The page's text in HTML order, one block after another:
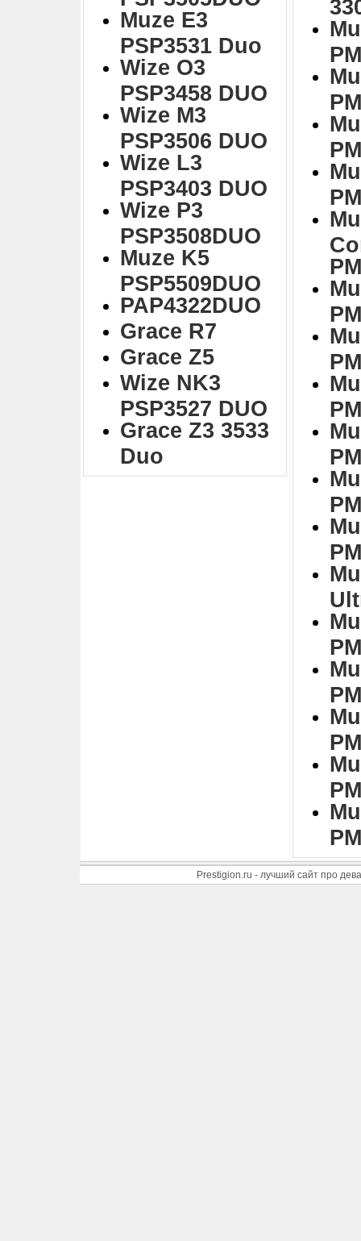
Muze E3
PSP3531 Duo
Wize O3
PSP3458 DUO
Wize M3
PSP3506 DUO
Wize L3
PSP3403 DUO
Wize P3
PSP3508DUO
Muze K5
PSP5509DUO
PAP4322DUO
Grace R7
Grace Z5
Wize NK3
PSP3527 DUO
Grace Z3 3533
Duo
Prestigion.ru - лучший сайт про